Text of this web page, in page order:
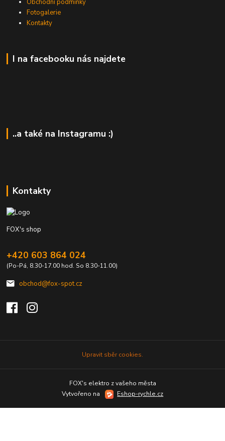
Obchodní podmínky
Fotogalerie
Kontakty
I na facebooku nás najdete
..a také na Instagramu :)
Kontakty
FOX's shop
+420 603 864 024
(Po-Pá, 8.30-17.00 hod. So 8.30-11.00)
obchod@fox-spot.cz
Upravit sběr cookies.
FOX's elektro z vašeho města
Vytvořeno na
Eshop-rychle.cz